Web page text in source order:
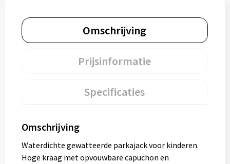
Omschrijving
Prijsinformatie
Specificaties
Omschrijving
Waterdichte gewatteerde parkajack voor kinderen.
Hoge kraag met opvouwbare capuchon en